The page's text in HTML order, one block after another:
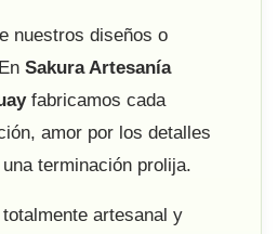
nuestros diseños o
Sakura Artesanía
fabricamos cada
amor por los detalles
terminación prolija.
artesanal y